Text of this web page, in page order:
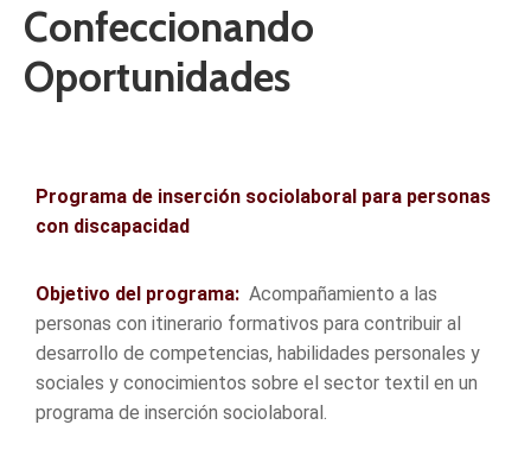
Confeccionando
Oportunidades
Programa de inserción sociolaboral para personas
con discapacidad
Objetivo del programa: Acompañamiento a las
personas con itinerario formativos para contribuir al
desarrollo de competencias, habilidades personales y
sociales y conocimientos sobre el sector textil en un
programa de inserción sociolaboral.